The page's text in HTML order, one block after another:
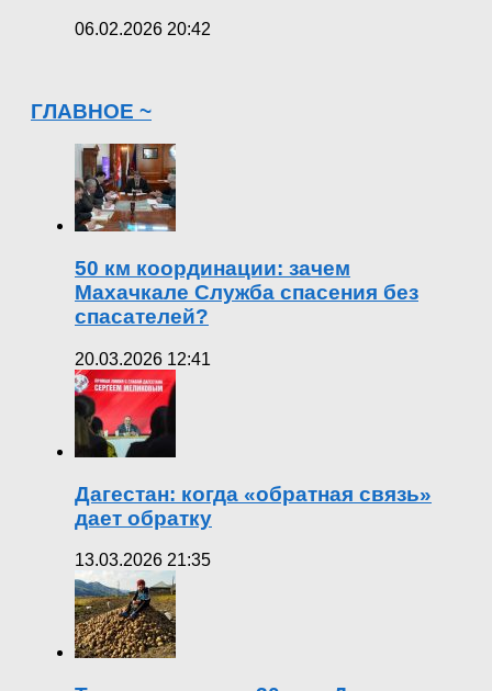
06.02.2026 20:42
ГЛАВНОЕ ~
50 км координации: зачем
Махачкале Служба спасения без
спасателей?
20.03.2026 12:41
Дагестан: когда «обратная связь»
дает обратку
13.03.2026 21:35